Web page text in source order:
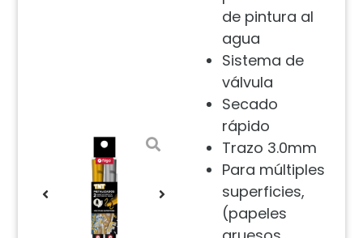
de pintura al
agua
Sistema de
válvula
Secado
rápido
Trazo 3.0mm
Para múltiples
superficies,
(papeles